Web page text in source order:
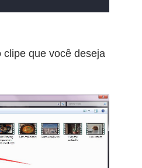
clipe que você deseja